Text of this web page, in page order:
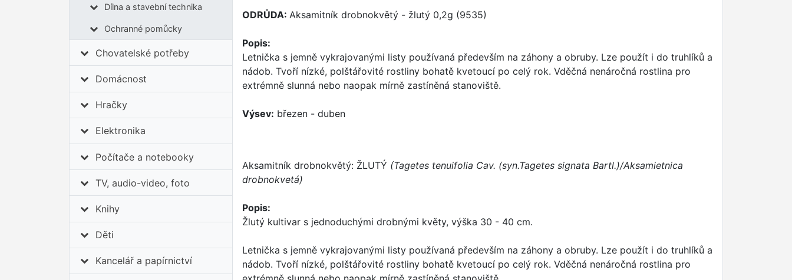
Dílna a stavební technika
Ochranné pomůcky
Chovatelské potřeby
Domácnost
Hračky
Elektronika
Počítače a notebooky
TV, audio-video, foto
Knihy
Děti
Kancelář a papírnictví
ODRŮDA: Aksamitník drobnokvětý - žlutý 0,2g (9535)
Popis:
Letnička s jemně vykrajovanými listy používaná především na záhony a obruby. Lze použít i do truhlíků a
nádob. Tvoří nízké, polštářovité rostliny bohatě kvetoucí po celý rok. Vděčná nenáročná rostlina pro
extrémně slunná nebo naopak mírně zastíněná stanoviště.
Výsev: březen - duben
Aksamitník drobnokvětý: ŽLUTÝ (Tagetes tenuifolia Cav. (syn.Tagetes signata Bartl.)/Aksamietnica
drobnokvetá)
Popis:
Žlutý kultivar s jednoduchými drobnými květy, výška 30 - 40 cm.
Letnička s jemně vykrajovanými listy používaná především na záhony a obruby. Lze použít i do truhlíků a
nádob. Tvoří nízké, polštářovité rostliny bohatě kvetoucí po celý rok. Vděčná nenáročná rostlina pro